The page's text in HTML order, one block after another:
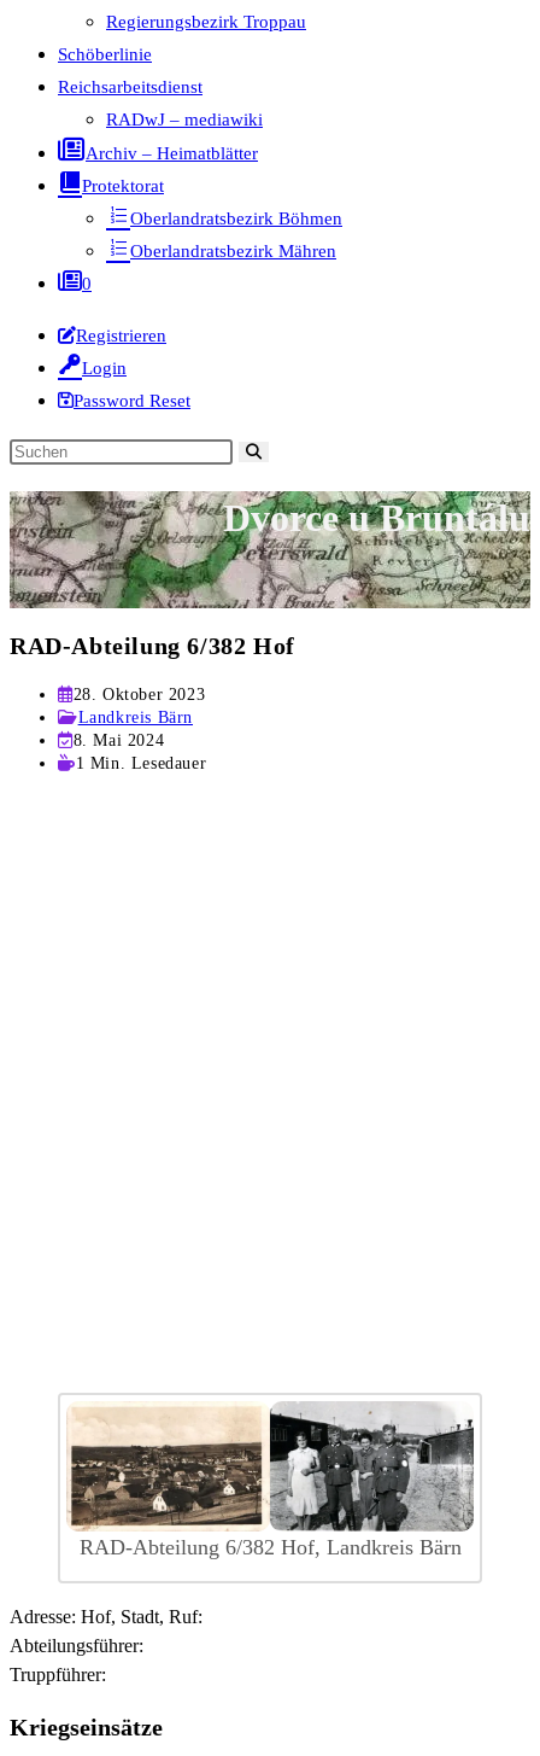
Regierungsbezirk Troppau
Schöberlinie
Reichsarbeitsdienst
RADwJ – mediawiki
Archiv – Heimatblätter
Protektorat
Oberlandratsbezirk Böhmen
Oberlandratsbezirk Mähren
0
Registrieren
Login
Password Reset
Diese
durchsuchen
Dvorce u Bruntálu
RAD-Abteilung 6/382 Hof
Beitrag
veröffentlicht:
28. Oktober 2023
Beitrags-
Kategorie:
Landkreis Bärn
Beitrag
zuletzt
8. Mai 2024
Lesedauer:
1 Min. Lesedauer
RAD-Abteilung 6/382 Hof, Landkreis Bärn
Adresse: Hof, Stadt, Ruf:
Abteilungsführer:
Truppführer:
Kriegseinsätze